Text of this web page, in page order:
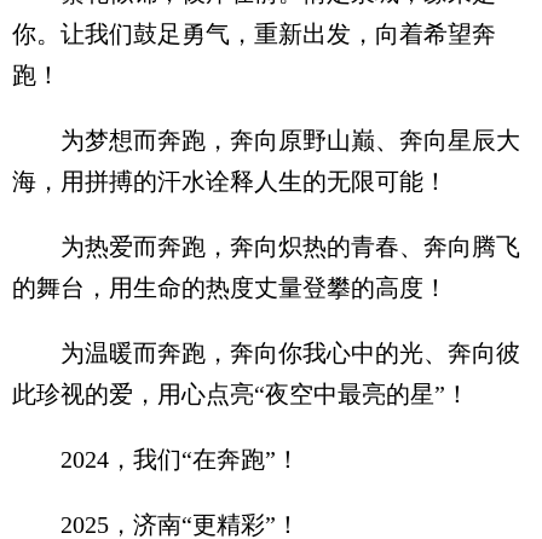
你。让我们鼓足勇气，重新出发，向着希望奔
跑！
为梦想而奔跑，奔向原野山巅、奔向星辰大
海，用拼搏的汗水诠释人生的无限可能！
为热爱而奔跑，奔向炽热的青春、奔向腾飞
的舞台，用生命的热度丈量登攀的高度！
为温暖而奔跑，奔向你我心中的光、奔向彼
此珍视的爱，用心点亮“夜空中最亮的星”！
2024，我们“在奔跑”！
2025，济南“更精彩”！